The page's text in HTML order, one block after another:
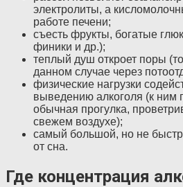
электролиты, а
работе печени;
съесть фрукты, богатые
финики и др.);
теплый душ откроет поры
данном случае через
физические нагрузки
выведению алкоголя (к ним
обычная прогулка,
свежем воздухе);
самый большой, но не
от сна.
Где концентрация